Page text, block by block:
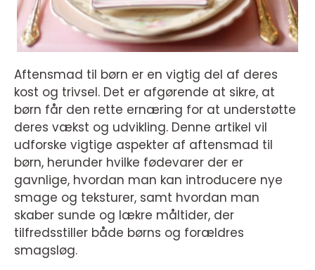
Aftensmad til børn er en vigtig del af deres
kost og trivsel. Det er afgørende at sikre, at
børn får den rette ernæring for at understøtte
deres vækst og udvikling. Denne artikel vil
udforske vigtige aspekter af aftensmad til
børn, herunder hvilke fødevarer der er
gavnlige, hvordan man kan introducere nye
smage og teksturer, samt hvordan man
skaber sunde og lækre måltider, der
tilfredsstiller både børns og forældres
smagsløg.